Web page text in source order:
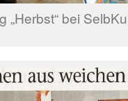
„Herbst“ bei